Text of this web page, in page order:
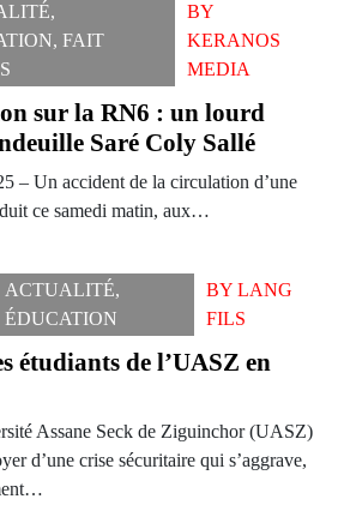
,
,FAIT
BY
KERANOS
MEDIA
sur la RN6 : un lourd
Saré Coly Sallé
– Un accident de la circulation d’une
ce samedi matin, aux…
ACTUALITÉ,
ÉDUCATION
BYLANG
FILS
étudiants de l’UASZ en
Assane Seck de Ziguinchor (UASZ)
d’une crise sécuritaire qui s’aggrave,